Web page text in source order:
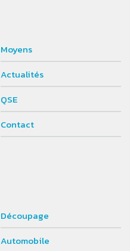
Moyens
Actualités
QSE
Contact
Découpage
Automobile